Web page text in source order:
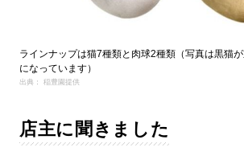
ラインナップは猫7種類と肉球2種類（写真は黒猫
になっています）
出典： 稲豊園提供
店主に聞きました